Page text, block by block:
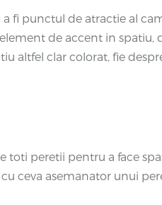
fi punctul de atractie al
de accent in spatiu,
altfel clar colorat, fie
toti peretii pentru a face
ceva asemanator unui